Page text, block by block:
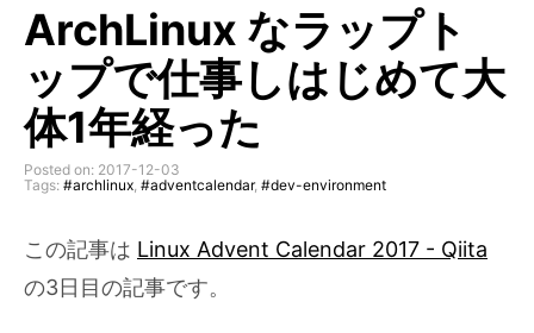
ArchLinux なラップト
ップで仕事しはじめて大
体1年経った
Posted on: 2017-12-03
Tags: #archlinux, #adventcalendar, #dev-environment
この記事は Linux Advent Calendar 2017 - Qiita
の3日目の記事です。